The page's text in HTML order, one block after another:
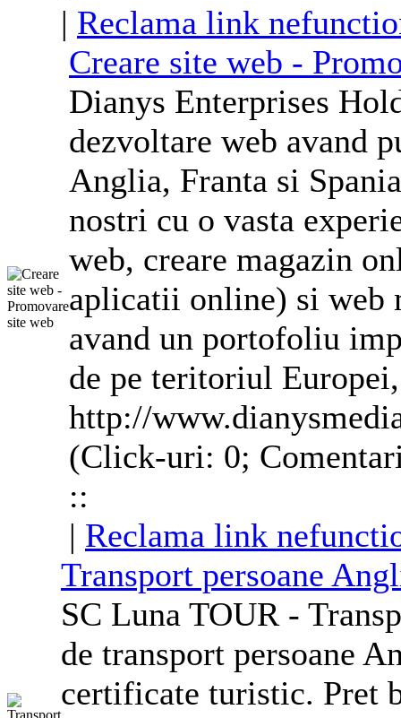
| Reclama link
Creare site web -
Dianys Enterprises
dezvoltare web avand
Anglia, Franta si
nostri cu o vasta
web, creare magazin
aplicatii online) si web
avand un portofoliu
de pe teritoriul
http://
(Click-uri: 0;
::
| Reclama link
Transport persoane
SC Luna TOUR -
de transport persoane
certificate turistic. Pret